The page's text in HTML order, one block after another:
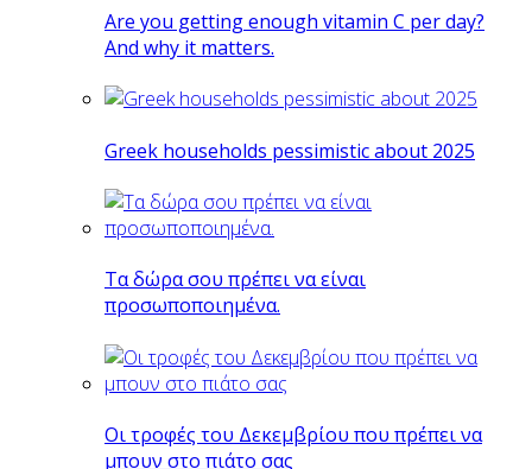
Are you getting enough vitamin C per day?
And why it matters.
Greek households pessimistic about 2025
Tα δώρα σου πρέπει να είναι
προσωποποιημένα.
Οι τροφές του Δεκεμβρίου που πρέπει να
μπουν στο πιάτο σας